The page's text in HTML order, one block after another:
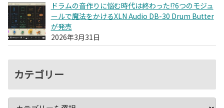
ドラムの音作りに悩む時代は終わった!?6つのモジュ
ールで魔法をかけるXLN Audio DB-30 Drum Butter
が発売
2026年3月31日
カテゴリー